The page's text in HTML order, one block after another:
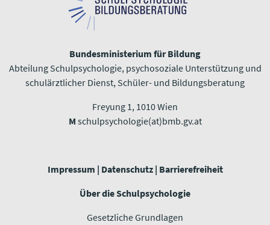
Bundesministerium für Bildung
Abteilung Schulpsychologie, psychosoziale Unterstützung und
schulärztlicher Dienst, Schüler- und Bildungsberatung
Freyung 1, 1010 Wien​​​​​​​
M schulpsychologie(at)bmb.gv.at
Impressum | Datenschutz| Barrierefreiheit
Über die Schulpsychologie
Gesetzliche Grundlagen